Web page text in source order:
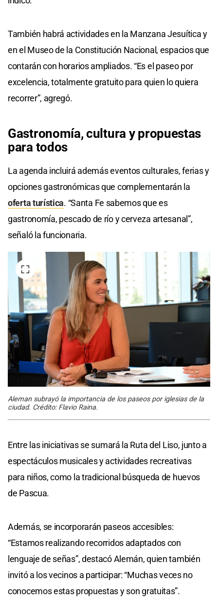
También habrá actividades en la Manzana Jesuítica y
en el Museo de la Constitución Nacional, espacios que
contarán con horarios ampliados. “Es el paseo por
excelencia, totalmente gratuito para quien lo quiera
recorrer”, agregó.
Gastronomía, cultura y propuestas
para todos
La agenda incluirá además eventos culturales, ferias y
opciones gastronómicas que complementarán la
oferta turística. “Santa Fe sabemos que es
gastronomía, pescado de río y cerveza artesanal”,
señaló la funcionaria.
Aleman subrayó la importancia de los paseos por iglesias de la
ciudad. Crédito: Flavio Raina.
Entre las iniciativas se sumará la Ruta del Liso, junto a
espectáculos musicales y actividades recreativas
para niños, como la tradicional búsqueda de huevos
de Pascua.
Además, se incorporarán paseos accesibles:
“Estamos realizando recorridos adaptados con
lenguaje de señas”, destacó Alemán, quien también
invitó a los vecinos a participar: “Muchas veces no
conocemos estas propuestas y son gratuitas”.